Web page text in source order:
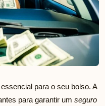
para o seu bolso. A
para garantir um seguro